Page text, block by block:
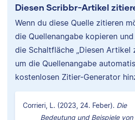
Diesen Scribbr-Artikel
Wenn du diese Quelle zitieren
die Quellenangabe kopieren
die Schaltfläche „Diesen Artikel
um die Quellenangabe
kostenlosen Zitier-Generator
Corrieri, L. (2023, 24. Feber). Die
Bedeutung und Beispiele